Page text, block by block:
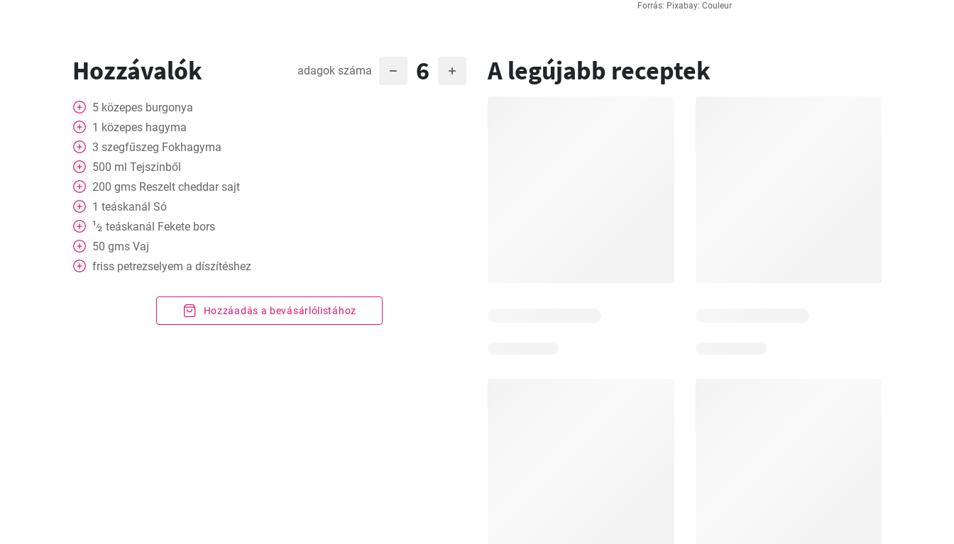
Forrás: Pixabay: Couleur
Hozzávalók adagok száma 6
5 közepes burgonya
1 közepes hagyma
3 szegfűszeg Fokhagyma
500 ml Tejszínből
200 gms Reszelt cheddar sajt
1 teáskanál Só
1⁄2 teáskanál Fekete bors
50 gms Vaj
friss petrezselyem a díszítéshez
Hozzáadás a bevásárlólistához
A legújabb receptek